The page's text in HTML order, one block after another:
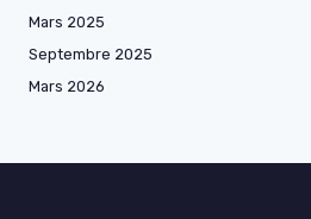
Mars 2025
Septembre 2025
Mars 2026